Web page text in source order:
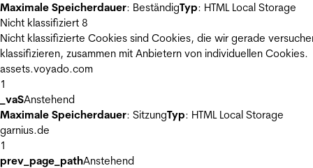
Maximale Speicherdauer: BeständigTyp: HTML Local Storage
Nicht klassifiziert 8
Nicht klassifizierte Cookies sind Cookies, die wir gerade
klassifizieren, zusammen mit Anbietern von individuellen Cookies.
assets.voyado.com
1
_vaSAnstehend
Maximale Speicherdauer: SitzungTyp: HTML Local Storage
garnius.de
1
prev_page_pathAnstehend